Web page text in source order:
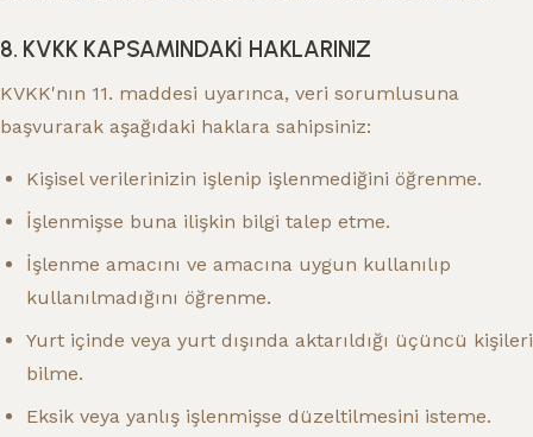
8. KVKK KAPSAMINDAKİ HAKLARINIZ
KVKK'nın 11. maddesi uyarınca, veri sorumlusuna
başvurarak aşağıdaki haklara sahipsiniz:
Kişisel verilerinizin işlenip işlenmediğini öğrenme.
İşlenmişse buna ilişkin bilgi talep etme.
İşlenme amacını ve amacına uygun kullanılıp
kullanılmadığını öğrenme.
Yurt içinde veya yurt dışında aktarıldığı üçüncü kişileri
bilme.
Eksik veya yanlış işlenmişse düzeltilmesini isteme.